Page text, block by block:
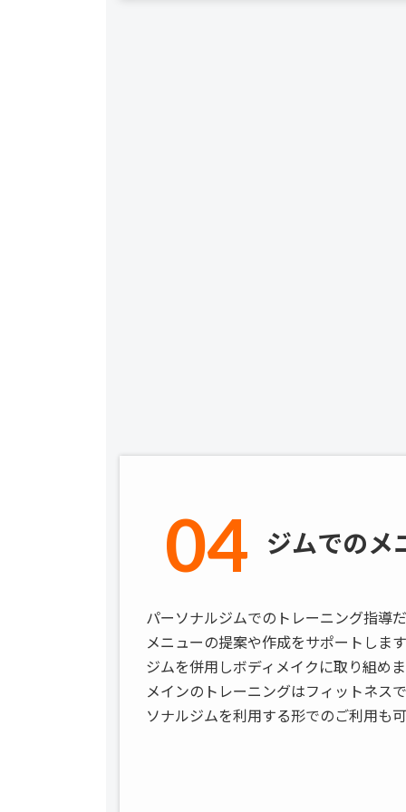
04 ジムでのメ
パーソナルジムでのトレーニング指導
メニューの提案や作成をサポートしま
ジムを併用しボディメイクに取り組め
メインのトレーニングはフィットネス
ソナルジムを利用する形でのご利用も